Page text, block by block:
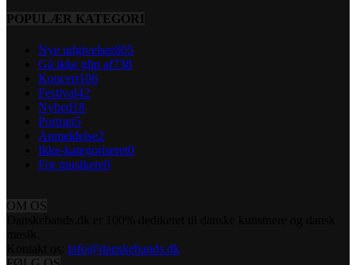
POPULÆR KATEGORI
Nye udgivelser805
Gå ikke glip af738
Koncert106
Festival42
Nyhed18
Portræt5
Anmeldelse2
Ikke-kategoriseret0
For musikere0
OM OS
info@danskebands.dk